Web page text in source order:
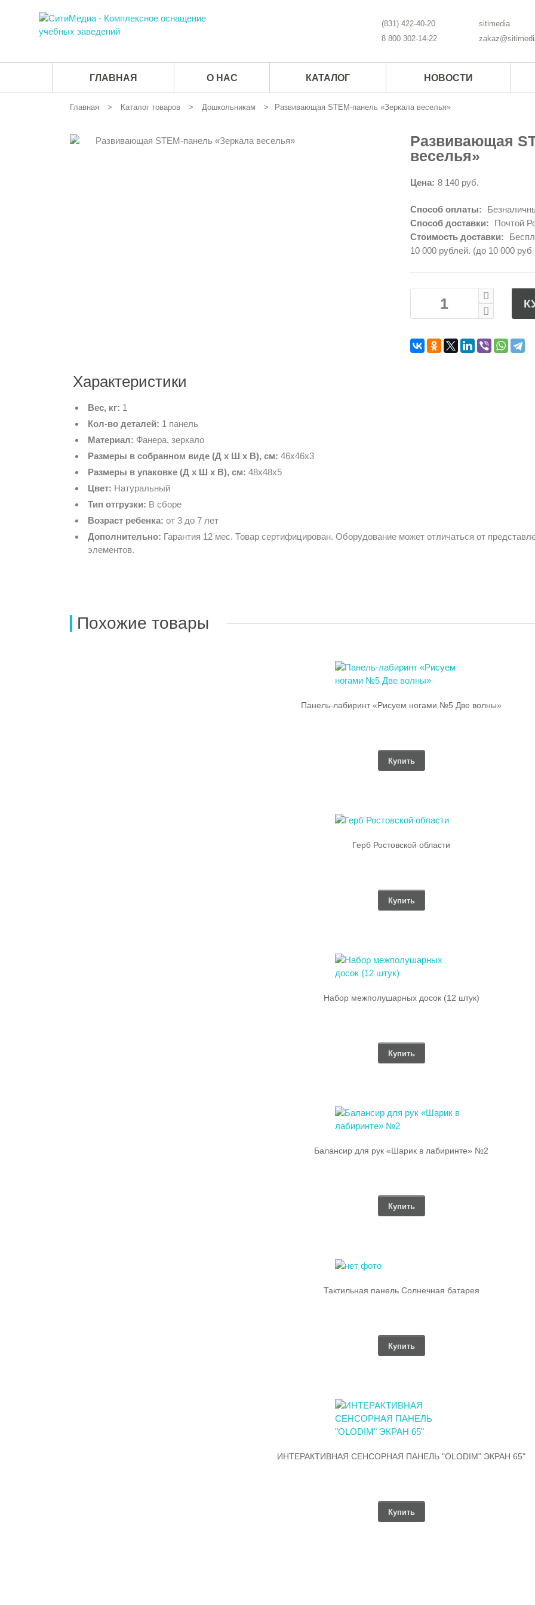
sitimedia
(831) 422-40-20
8 800 302-14-22
ГЛАВНАЯ О НАС КАТАЛОГ НОВОСТИ
Главная Каталог товаров Дошкольникам Развивающая STEM-панель «Зеркала веселья»
Развивающая
веселья»
Цена: 8 140 руб.
Способ оплаты:
Способ доставки:
Почтой
Стоимость доставки:
10 000 рублей. (до 10 000 руб
Характеристики
Вес, кг: 1
Кол-во деталей: 1 панель
Материал: Фанера, зеркало
Размеры в собранном виде (Д х Ш х В), см: 46х46х3
Размеры в упаковке (Д х Ш х В), см: 48х48х5
Цвет: Натуральный
Тип отгрузки: В сборе
Возраст ребенка: от 3 до 7 лет
Дополнительно: Гарантия 12 мес. Товар сертифицирован. Оборудование может отличаться от
элементов.
Похожие товары
Панель-лабиринт «Рисуем ногами №5 Две волны»
Купить
Герб Ростовской области
Купить
Набор межполушарных досок (12 штук)
Купить
Балансир для рук «Шарик в лабиринте» №2
Купить
Тактильная панель Солнечная батарея
Купить
ИНТЕРАКТИВНАЯ СЕНСОРНАЯ ПАНЕЛЬ "OLODIM" ЭКРАН 65"
Купить